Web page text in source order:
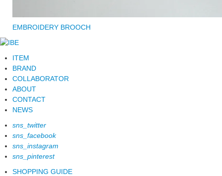
EMBROIDERY BROOCH
ITEM
BRAND
COLLABORATOR
ABOUT
CONTACT
NEWS
sns_twitter
sns_facebook
sns_instagram
sns_pinterest
SHOPPING GUIDE